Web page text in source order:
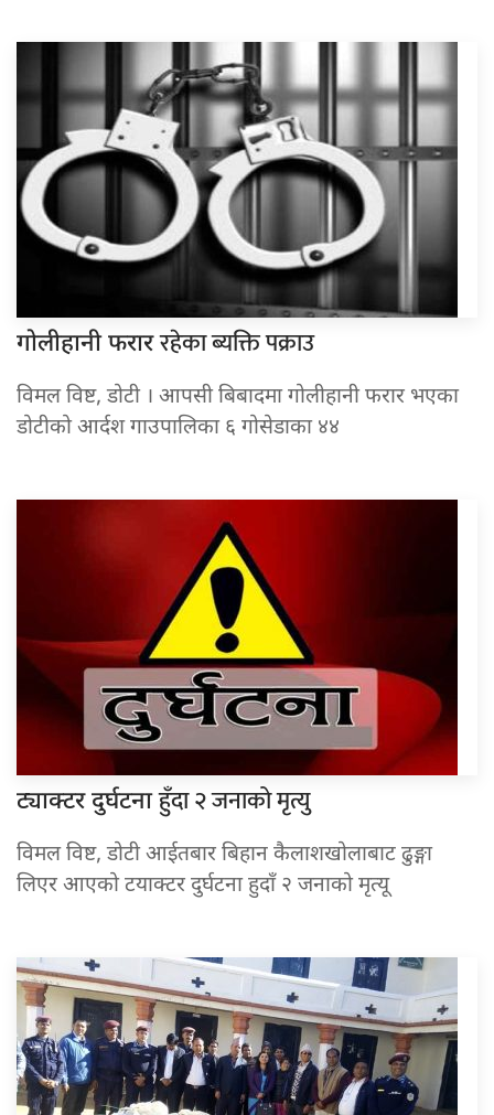
गोलीहानी फराररहेका ब्यक्ति पक्राउ
विमल विष्ट, डोटी । आपसी बिबादमा गोलीहानी फरार भएका
डोटीको आर्दश गाउपालिका ६ गोसेडाका ४४
ट्याक्टर दुर्घटनाहुँदा २ जनाको मृत्यु
विमल विष्ट, डोटी आईतबार बिहान कैलाशखोलाबाट ढुङ्गा
लिएर आएको टयाक्टर दुर्घटना हुदाँ २ जनाको मृत्यू